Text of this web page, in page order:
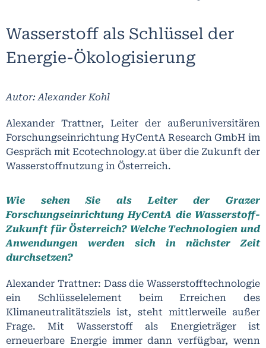
Wasserstoff als Schlüssel der
Energie-Ökologisierung
Autor: Alexander Kohl
Alexander Trattner, Leiter der außeruniversitären
Forschungseinrichtung HyCentA Research GmbH im
Gespräch mit Ecotechnology.at über die Zukunft der
Wasserstoffnutzung in Österreich.
Wie sehen Sie als Leiter der Grazer
Forschungseinrichtung HyCentA die Wasserstoff-
Zukunft für Österreich? Welche Technologien und
Anwendungen werden sich in nächster Zeit
durchsetzen?
Alexander Trattner: Dass die Wasserstofftechnologie
ein Schlüsselelement beim Erreichen des
Klimaneutralitätsziels ist, steht mittlerweile außer
Frage. Mit Wasserstoff als Energieträger ist
erneuerbare Energie immer dann verfügbar, wenn